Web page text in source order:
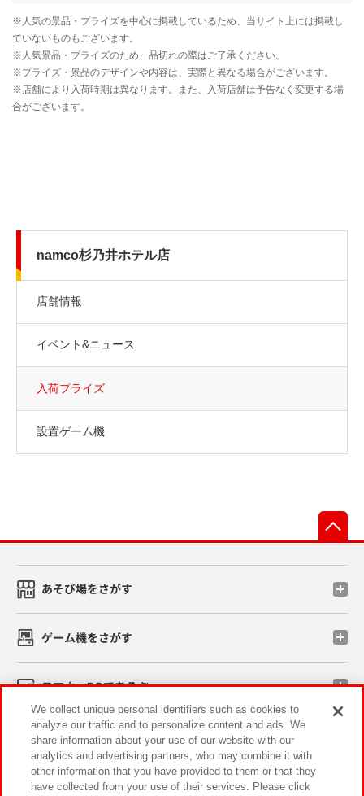
namco杉乃井ホテル店
店舗情報
イベント&ニュース
入荷プライズ
設置ゲーム機
あそび場をさがす
ゲーム機をさがす
スマホ・PCであそぶ
イベント・キャンペーン
We collect unique personal identifiers such as cookies to
analyze our traffic and to personalize content and ads. We
share information about your use of our website with our
analytics and advertising partners, who may combine it with
other information that you have provided to them or that they
have collected from your use of their services. Please click